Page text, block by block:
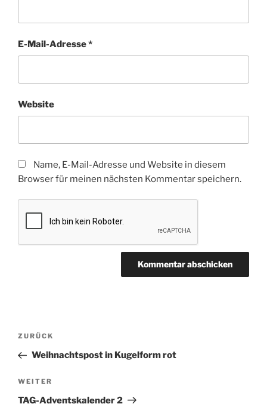
E-Mail-Adresse*
Website
Name, E-Mail-Adresse und Website in diesem
Browser für meinen nächsten Kommentar speichern.
Beitragsnavigation
Vorheriger
Beitrag
ZURÜCK
Weihnachtspost in Kugelform rot
Nächster
Beitrag
WEITER
TAG-Adventskalender 2